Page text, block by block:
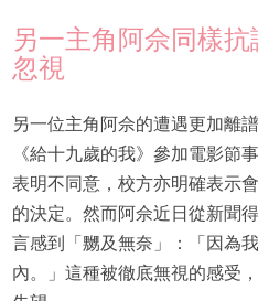
另一主角阿佘同樣
忽視
另一位主角阿佘的遭遇更加離
《給十九歲的我》參加電影節
表明不同意，校方亦明確表示
的決定。然而阿佘近日從新聞
言感到「嬲及無奈」：「因為
內。」這種被徹底無視的感受